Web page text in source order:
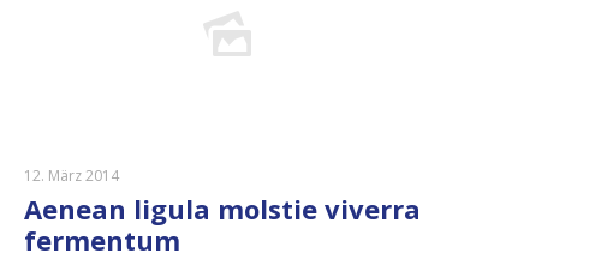
12. März 2014
Aenean ligula molstie viverra
fermentum